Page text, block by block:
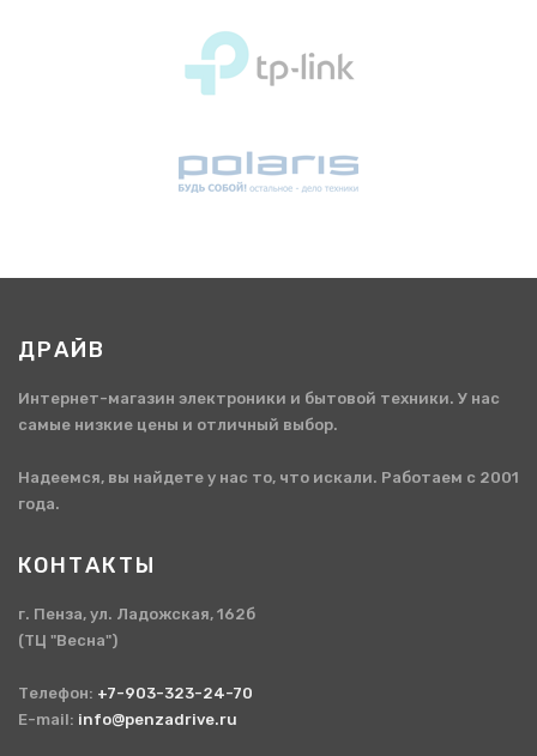
ДРАЙВ
Интернет-магазин электроники и бытовой техники. У нас
самые низкие цены и отличный выбор.
Надеемся, вы найдете у нас то, что искали. Работаем с 2001
года.
КОНТАКТЫ
г. Пенза, ул. Ладожская, 162б
(ТЦ "Весна")
Телефон: +7-903-323-24-70
E-mail: info@penzadrive.ru